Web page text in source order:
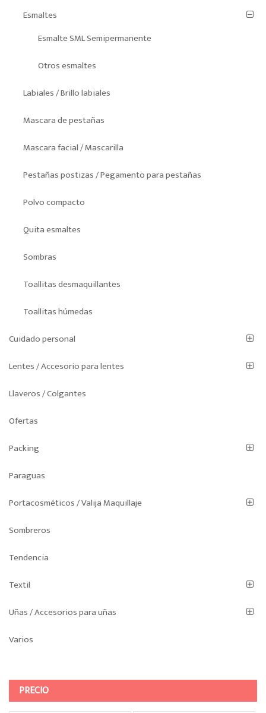
Esmaltes
Esmalte SML Semipermanente
Otros esmaltes
Labiales / Brillo labiales
Mascara de pestañas
Mascara facial / Mascarilla
Pestañas postizas / Pegamento para pestañas
Polvo compacto
Quita esmaltes
Sombras
Toallitas desmaquillantes
Toallitas húmedas
Cuidado personal
Lentes / Accesorio para lentes
Llaveros / Colgantes
Ofertas
Packing
Paraguas
Portacosméticos / Valija Maquillaje
Sombreros
Tendencia
Textil
Uñas / Accesorios para uñas
Varios
PRECIO